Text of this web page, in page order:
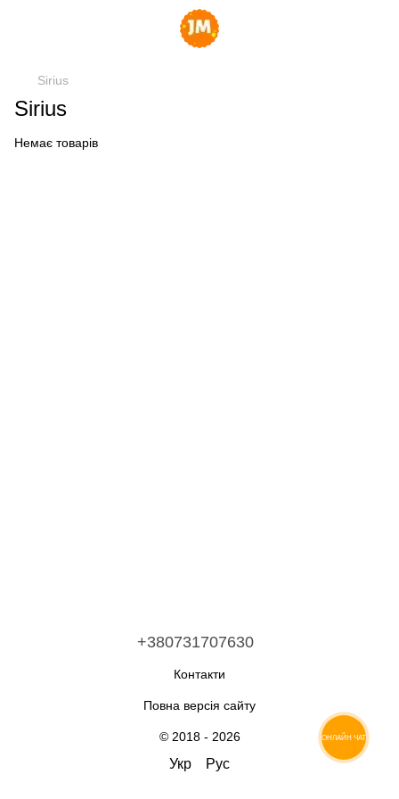
Sirius
Sirius
Немає товарів
+380731707630
Контакти
Повна версія сайту
© 2018 - 2026
Укр Рус
ОНЛАЙН ЧАТ